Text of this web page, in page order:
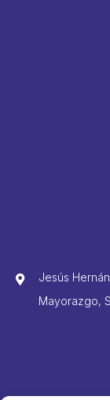
Jesús
Mayorazgo,